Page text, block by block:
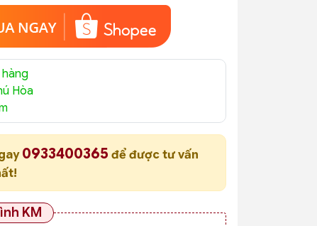
Hòa
0933400365để được tư vấn
KM